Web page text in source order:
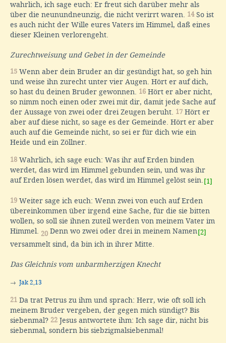
wahrlich, ich sage euch: Er freut sich darüber mehr als
über die neunundneunzig, die nicht verirrt waren. 14So ist
es auch nicht der Wille eures Vaters im Himmel, daß eines
dieser Kleinen verlorengeht.
Zurechtweisung und Gebet in der Gemeinde
15 Wenn aber dein Bruder an dir gesündigt hat, so geh hin
und weise ihn zurecht unter vier Augen. Hört er auf dich,
so hast du deinen Bruder gewonnen. 16 Hört er aber nicht,
so nimm noch einen oder zwei mit dir, damit jede Sache auf
der Aussage von zwei oder drei Zeugen beruht. 17 Hört er
aber auf diese nicht, so sage es der Gemeinde. Hört er aber
auch auf die Gemeinde nicht, so sei er für dich wie ein
Heide und ein Zöllner.
18 Wahrlich, ich sage euch: Was ihr auf Erden binden
werdet, das wird im Himmel gebunden sein, und was ihr
auf Erden lösen werdet, das wird im Himmel gelöst sein. [1]
19 Weiter sage ich euch: Wenn zwei von euch auf Erden
übereinkommen über irgend eine Sache, für die sie bitten
wollen, so soll sie ihnen zuteil werden von meinem Vater im
Himmel. 20 Denn wo zwei oder drei in meinem Namen [2]
versammelt sind, da bin ich in ihrer Mitte.
Das Gleichnis vom unbarmherzigen Knecht
→ Jak 2,13
21 Da trat Petrus zu ihm und sprach: Herr, wie oft soll ich
meinem Bruder vergeben, der gegen mich sündigt? Bis
siebenmal? 22 Jesus antwortete ihm: Ich sage dir, nicht bis
siebenmal, sondern bis siebzigmalsiebenmal!